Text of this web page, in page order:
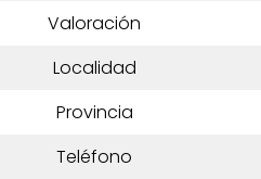
Valoración
Localidad
Provincia
Teléfono